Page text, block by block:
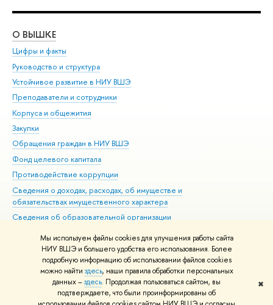
Мы используем файлы cookies для улучшения работы сайта
НИУ ВШЭ и большего удобства его использования. Более
подробную информацию об использовании файлов cookies
можно найти здесь, наши правила обработки персональных
данных –здесь. Продолжая пользоваться сайтом, вы
подтверждаете, что были проинформированы об
✖
О ВЫШКЕ
Цифры и факты
Руководство и структура
Устойчивое развитие в НИУ ВШЭ
Преподаватели и сотрудники
Корпуса и общежития
Закупки
Обращения граждан в НИУ ВШЭ
Фонд целевого капитала
Противодействие коррупции
Сведения о доходах, расходах, об имуществе и
обязательствах имущественного характера
Сведения об образовательной организации
Людям с ограниченными возможностями здоровья
Единая платежная страница
Работа в Вышке